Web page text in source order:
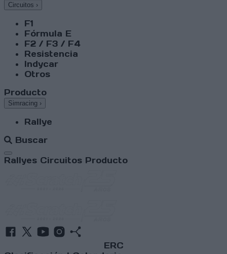
Circuitos ›
F1
Fórmula E
F2 / F3 / F4
Resistencia
Indycar
Otros
Producto
Simracing ›
Rallye
Buscar
Abrir menú
Rallyes Circuitos Producto
ERC